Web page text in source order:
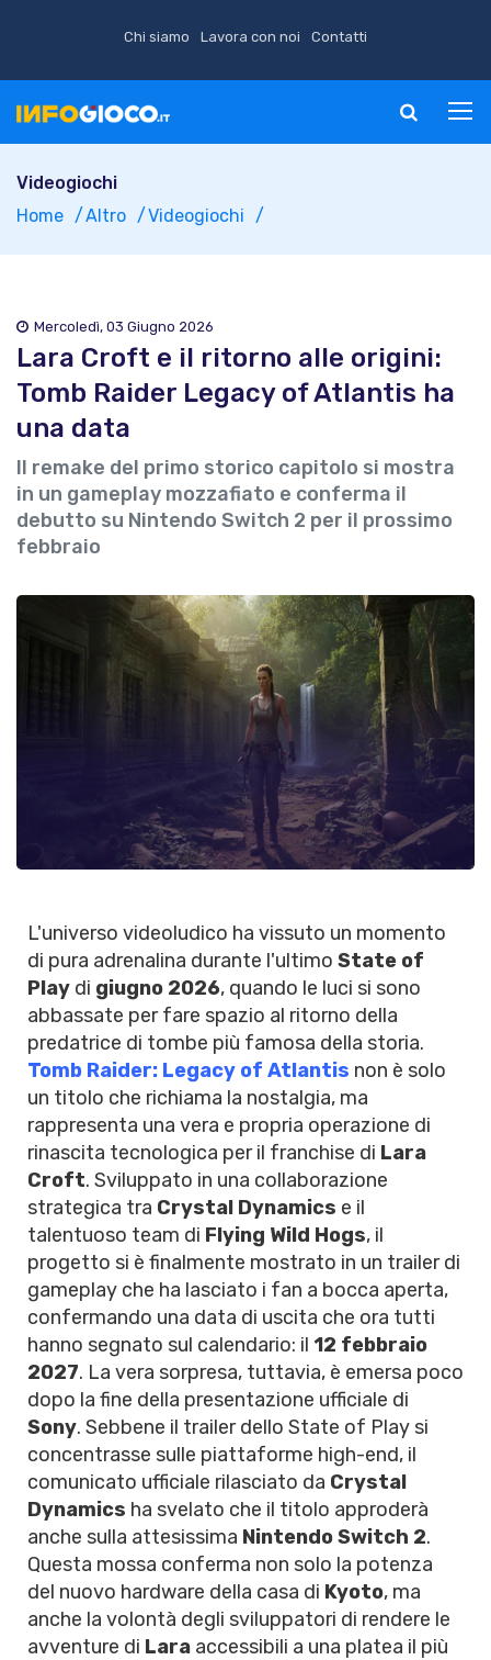
Chi siamo Lavora con noi Contatti
Videogiochi
Home
Altro Videogiochi
Mercoledì, 03 Giugno 2026
Lara Croft e il ritorno alle origini:
Tomb Raider Legacy of Atlantis ha
una data
Il remake del primo storico capitolo si mostra
in un gameplay mozzafiato e conferma il
debutto su Nintendo Switch 2 per il prossimo
febbraio
L'universo videoludico ha vissuto un momento
di pura adrenalina durante l'ultimo State of
Play di giugno 2026, quando le luci si sono
abbassate per fare spazio al ritorno della
predatrice di tombe più famosa della storia.
Tomb Raider: Legacy of Atlantis non è solo
un titolo che richiama la nostalgia, ma
rappresenta una vera e propria operazione di
rinascita tecnologica per il franchise di Lara
Croft. Sviluppato in una collaborazione
strategica tra Crystal Dynamics e il
talentuoso team di Flying Wild Hogs, il
progetto si è finalmente mostrato in un trailer di
gameplay che ha lasciato i fan a bocca aperta,
confermando una data di uscita che ora tutti
hanno segnato sul calendario: il 12 febbraio
2027. La vera sorpresa, tuttavia, è emersa poco
dopo la fine della presentazione ufficiale di
Sony. Sebbene il trailer dello State of Play si
concentrasse sulle piattaforme high-end, il
comunicato ufficiale rilasciato da Crystal
Dynamics ha svelato che il titolo approderà
anche sulla attesissima Nintendo Switch 2.
Questa mossa conferma non solo la potenza
del nuovo hardware della casa di Kyoto, ma
anche la volontà degli sviluppatori di rendere le
avventure di Lara accessibili a una platea il più